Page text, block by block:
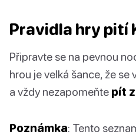
Pravidla hry pití
Připravte se na pevnou
hrou je velká šance, že se
a vždy nezapomeňte pít
Poznámka: Tento